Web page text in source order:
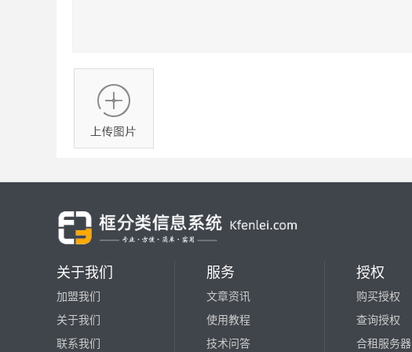
关于我们
加盟我们
关于我们
联系我们
服务
文章资讯
使用教程
技术问答
授权
购买授权
查询授权
合租服务器